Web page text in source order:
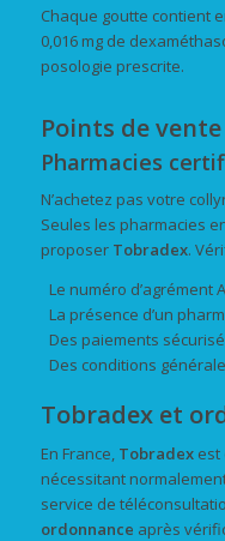
Chaque goutte contient
0,016 mg de
posologie prescrite.
Points de
Pharmacies
N’achetez pas votre
Seules les pharmacies
proposer Tobradex.
Le numéro d’agrément
La présence d’un
Des paiements
Des conditions
Tobradex et
En France, Tobradexest
nécessitant
service de
ordonnance après